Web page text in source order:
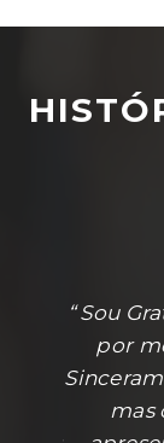
“ Sou
por
mas